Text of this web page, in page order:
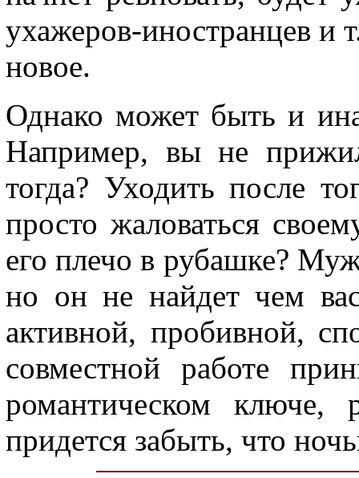
ухажеров-иностранцев и
новое.
Однако может быть и
Например, вы не
тогда? Уходить после
просто жаловаться
его плечо в рубашке?
но он не найдет чем
активной, пробивной,
совместной работе
романтическом ключе,
придется забыть, что